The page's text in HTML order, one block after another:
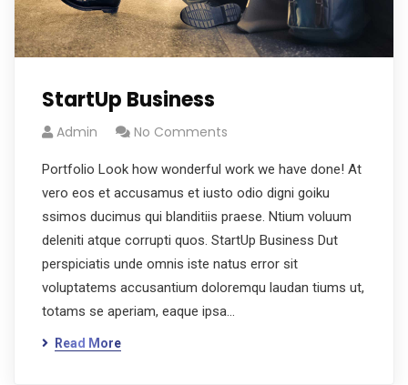
StartUp Business
Admin No Comments
Portfolio Look how wonderful work we have done! At
vero eos et accusamus et iusto odio digni goiku
ssimos ducimus qui blanditiis praese. Ntium voluum
deleniti atque corrupti quos. StartUp Business Dut
perspiciatis unde omnis iste natus error sit
voluptatems accusantium doloremqu laudan tiums ut,
totams se aperiam, eaque ipsa…
Read More